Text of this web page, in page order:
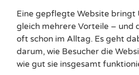
Eine gepflegte Website bringt
gleich mehrere Vorteile – und
oft schon im Alltag. Es geht
darum, wie Besucher die
wie gut sie insgesamt